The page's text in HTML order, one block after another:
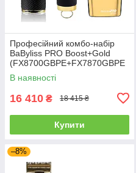
Професійний комбо-набір
BaByliss PRO Boost+Gold
(FX8700GBPE+FX7870GBPE
+FXFS2GE)
В наявності
16 410 ₴ 18 415 ₴
Купити
–8%